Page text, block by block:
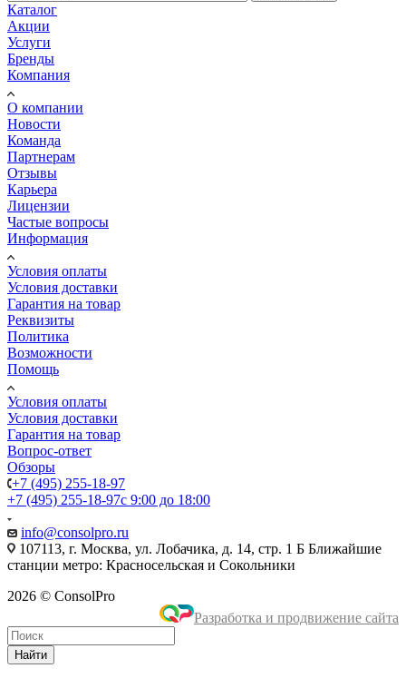
Каталог
Акции
Услуги
Бренды
Компания
О компании
Новости
Команда
Партнерам
Отзывы
Карьера
Лицензии
Частые вопросы
Информация
Условия оплаты
Условия доставки
Гарантия на товар
Реквизиты
Политика
Возможности
Помощь
Условия оплаты
Условия доставки
Гарантия на товар
Вопрос-ответ
Обзоры
+7 (495) 255-18-97
+7 (495) 255-18-97с 9:00 до 18:00
info@consolpro.ru
107113, г. Москва, ул. Лобачика, д. 14, стр. 1 Б Ближайшие
станции метро: Красносельская и Сокольники
2026 © ConsolPro
Разработка и продвижение сайта
Найти